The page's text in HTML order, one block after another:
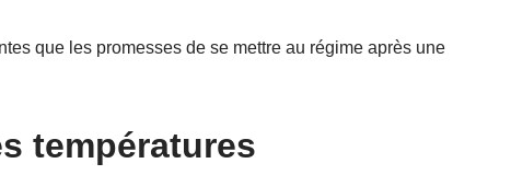
que les promesses de se mettre au régime après une
températures